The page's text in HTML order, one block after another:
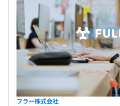
フラー株式会社